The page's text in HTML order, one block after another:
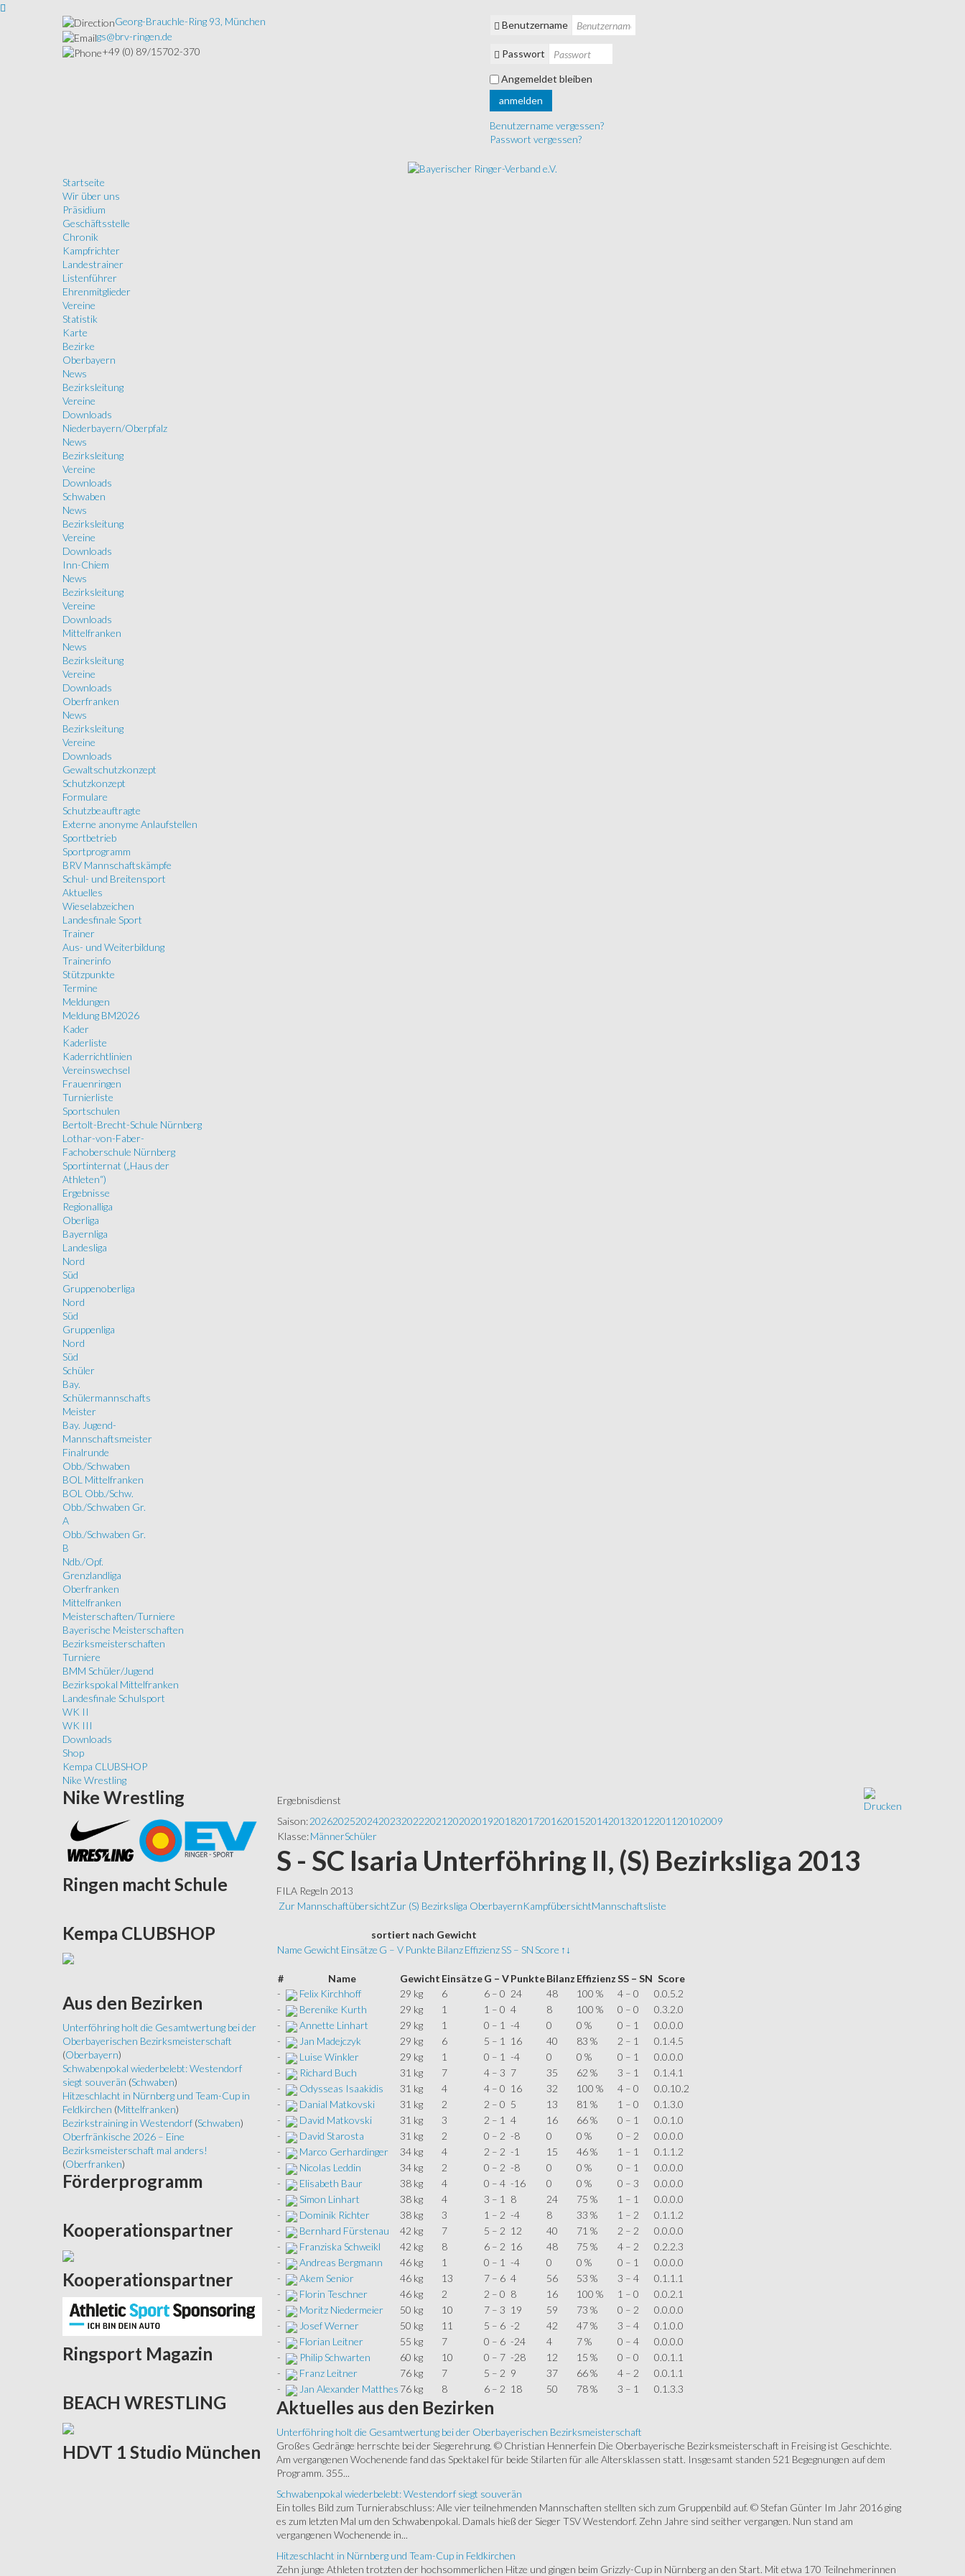
Georg-Brauchle-Ring 93, München
gs@brv-ringen.de
+49 (0) 89/15702-370
Benutzername
Passwort
Angemeldet bleiben
anmelden
Benutzername vergessen?
Passwort vergessen?
Startseite
Wir über uns
Präsidium
Geschäftsstelle
Chronik
Kampfrichter
Landestrainer
Listenführer
Ehrenmitglieder
Vereine
Statistik
Karte
Bezirke
Oberbayern
News
Bezirksleitung
Vereine
Downloads
Niederbayern/Oberpfalz
News
Bezirksleitung
Vereine
Downloads
Schwaben
News
Bezirksleitung
Vereine
Downloads
Inn-Chiem
News
Bezirksleitung
Vereine
Downloads
Mittelfranken
News
Bezirksleitung
Vereine
Downloads
Oberfranken
News
Bezirksleitung
Vereine
Downloads
Gewaltschutzkonzept
Schutzkonzept
Formulare
Schutzbeauftragte
Externe anonyme Anlaufstellen
Sportbetrieb
Sportprogramm
BRV Mannschaftskämpfe
Schul- und Breitensport
Aktuelles
Wieselabzeichen
Landesfinale Sport
Trainer
Aus- und Weiterbildung
Trainerinfo
Stützpunkte
Termine
Meldungen
Meldung BM2026
Kader
Kaderliste
Kaderrichtlinien
Vereinswechsel
Frauenringen
Turnierliste
Sportschulen
Bertolt-Brecht-Schule Nürnberg
Lothar-von-Faber-
Fachoberschule Nürnberg
Sportinternat („Haus der
Athleten“)
Ergebnisse
Regionalliga
Oberliga
Bayernliga
Landesliga
Nord
Süd
Gruppenoberliga
Nord
Süd
Gruppenliga
Nord
Süd
Schüler
Bay.
Schülermannschafts
Meister
Bay. Jugend-
Mannschaftsmeister
Finalrunde
Obb./Schwaben
BOL Mittelfranken
BOL Obb./Schw.
Obb./Schwaben Gr.
A
Obb./Schwaben Gr.
B
Ndb./Opf.
Grenzlandliga
Oberfranken
Mittelfranken
Meisterschaften/Turniere
Bayerische Meisterschaften
Bezirksmeisterschaften
Turniere
BMM Schüler/Jugend
Bezirkspokal Mittelfranken
Landesfinale Schulsport
WK II
WK III
Downloads
Shop
Kempa CLUBSHOP
Nike Wrestling
Ergebnisdienst
Saison: 202620252024202320222021 2020201920182017201620152014201320122011 20102009
Klasse: MännerSchüler
S - SC Isaria Unterföhring II, (S) Bezirksliga 2013
FILA Regeln 2013
Zur MannschaftübersichtZur (S) Bezirksliga OberbayernKampfübersichtMannschaftsliste
sortiert nach Gewicht
Name Gewicht Einsätze G – V Punkte Bilanz EffizienzSS – SNScore ↑↓
# Name Gewicht Einsätze G – V Punkte Bilanz EffizienzSS – SN Score
-
Felix Kirchhoff 29 kg 6 6 – 0 24 48 100 % 4 – 0
0.0.5.2
-
Berenike Kurth 29 kg 1 1 – 0 4 8 100 % 0 – 0
0.3.2.0
-
Annette Linhart 29 kg 1 0 – 1 -4 0 0 % 0 – 1
0.0.0.0
-
Jan Madejczyk 29 kg 6 5 – 1 16 40 83 % 2 – 1
0.1.4.5
-
Luise Winkler 29 kg 1 0 – 1 -4 0 0 % 0 – 1
0.0.0.0
-
Richard Buch 31 kg 7 4 – 3 7 35 62 % 3 – 1
0.1.4.1
-
Odysseas Isaakidis 31 kg 4 4 – 0 16 32 100 % 4 – 0
0.0.10.2
-
Danial Matkovski 31 kg 2 2 – 0 5 13 81 % 1 – 0
0.1.3.0
-
David Matkovski 31 kg 3 2 – 1 4 16 66 % 0 – 1
0.0.1.0
-
David Starosta 31 kg 2 0 – 2 -8 0 0 % 0 – 2
0.0.0.0
-
Marco Gerhardinger 34 kg 4 2 – 2 -1 15 46 % 1 – 1
0.1.1.2
-
Nicolas Leddin 34 kg 2 0 – 2 -8 0 0 % 0 – 1
0.0.0.0
-
Elisabeth Baur 38 kg 4 0 – 4 -16 0 0 % 0 – 3
0.0.0.0
-
Simon Linhart 38 kg 4 3 – 1 8 24 75 % 1 – 1
0.0.0.0
-
Dominik Richter 38 kg 3 1 – 2 -4 8 33 % 1 – 2
0.1.1.2
-
Bernhard Fürstenau 42 kg 7 5 – 2 12 40 71 % 2 – 2
0.0.0.0
-
Franziska Schweikl 42 kg 8 6 – 2 16 48 75 % 4 – 2
0.2.2.3
-
Andreas Bergmann 46 kg 1 0 – 1 -4 0 0 % 0 – 1
0.0.0.0
-
Akem Senior 46 kg 13 7 – 6 4 56 53 % 3 – 4
0.1.1.1
-
Florin Teschner 46 kg 2 2 – 0 8 16 100 % 1 – 0
0.0.2.1
-
Moritz Niedermeier 50 kg 10 7 – 3 19 59 73 % 0 – 2
0.0.0.0
-
Josef Werner 50 kg 11 5 – 6 -2 42 47 % 3 – 4
0.1.0.0
-
Florian Leitner 55 kg 7 0 – 6 -24 4 7 % 0 – 4
0.0.0.0
-
Philip Schwarten 60 kg 10 0 – 7 -28 12 15 % 0 – 0
0.0.1.1
-
Franz Leitner 76 kg 7 5 – 2 9 37 66 % 4 – 2
0.0.1.1
-
Jan Alexander Matthes 76 kg 8 6 – 2 18 50 78 % 3 – 1 0.1.3.3
Aktuelles aus den Bezirken
Unterföhring holt die Gesamtwertung bei der Oberbayerischen Bezirksmeisterschaft
Großes Gedränge herrschte bei der Siegerehrung. © Christian Hennerfein Die Oberbayerische Bezirksmeisterschaft in Freising ist Geschichte.
Am vergangenen Wochenende fand das Spektakel für beide Stilarten für alle Altersklassen statt. Insgesamt standen 521 Begegnungen auf dem
Programm. 355...
Schwabenpokal wiederbelebt: Westendorf siegt souverän
Ein tolles Bild zum Turnierabschluss: Alle vier teilnehmenden Mannschaften stellten sich zum Gruppenbild auf. © Stefan Günter Im Jahr 2016 ging
es zum letzten Mal um den Schwabenpokal. Damals hieß der Sieger TSV Westendorf. Zehn Jahre sind seither vergangen. Nun stand am
vergangenen Wochenende in...
Hitzeschlacht in Nürnberg und Team-Cup in Feldkirchen
Zehn junge Athleten trotzten der hochsommerlichen Hitze und gingen beim Grizzly-Cup in Nürnberg an den Start. Mit etwa 170 Teilnehmerinnen
Nike Wrestling
Ringen macht Schule
Kempa CLUBSHOP
Aus den Bezirken
Unterföhring holt die Gesamtwertung bei der
Oberbayerischen Bezirksmeisterschaft
(Oberbayern)
Schwabenpokal wiederbelebt: Westendorf
siegt souverän (Schwaben)
Hitzeschlacht in Nürnberg und Team-Cup in
Feldkirchen (Mittelfranken)
Bezirkstraining in Westendorf (Schwaben)
Oberfränkische 2026 – Eine
Bezirksmeisterschaft mal anders!
(Oberfranken)
Förderprogramm
Kooperationspartner
Kooperationspartner
Ringsport Magazin
BEACH WRESTLING
HDVT 1 Studio München